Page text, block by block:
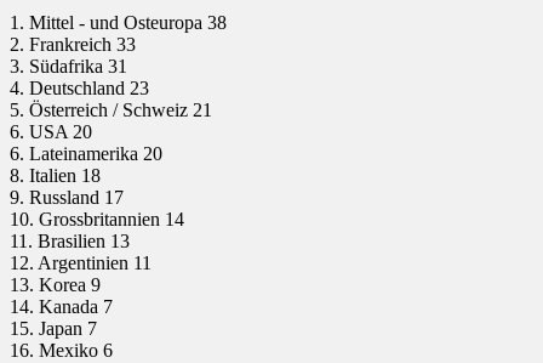
1. Mittel - und Osteuropa 38
2. Frankreich 33
3. Südafrika 31
4. Deutschland 23
5. Österreich / Schweiz 21
6. USA 20
6. Lateinamerika 20
8. Italien 18
9. Russland 17
10. Grossbritannien 14
11. Brasilien 13
12. Argentinien 11
13. Korea 9
14. Kanada 7
15. Japan 7
16. Mexiko 6